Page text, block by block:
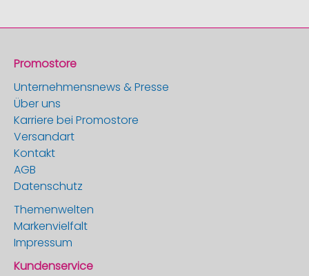
Promostore
Unternehmensnews & Presse
Über uns
Karriere bei Promostore
Versandart
Kontakt
AGB
Datenschutz
Themenwelten
Markenvielfalt
Impressum
Kundenservice